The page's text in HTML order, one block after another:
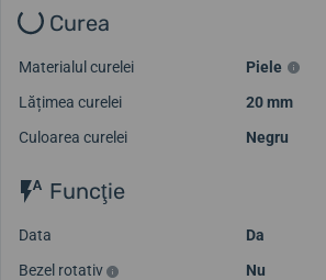
Curea
Materialul curelei
Piele
Lățimea curelei
20 mm
Culoarea curelei
Negru
Funcţie
Data
Da
Bezel rotativ
Nu